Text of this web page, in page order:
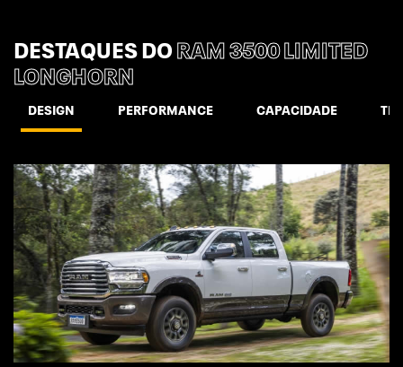
DESTAQUES DO RAM 3500 LIMITED
LONGHORN
DESIGN PERFORMANCE CAPACIDADE